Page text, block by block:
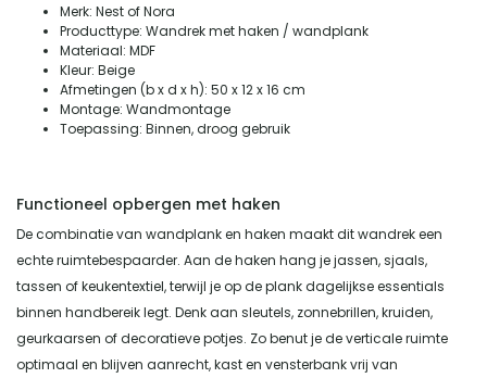
Merk: Nest of Nora
Producttype: Wandrek met haken / wandplank
Materiaal: MDF
Kleur: Beige
Afmetingen (b x d x h): 50 x 12 x 16 cm
Montage: Wandmontage
Toepassing: Binnen, droog gebruik
Functioneel opbergen met haken
De combinatie van wandplank en haken maakt dit wandrek een
echte ruimtebespaarder. Aan de haken hang je jassen, sjaals,
tassen of keukentextiel, terwijl je op de plank dagelijkse essentials
binnen handbereik legt. Denk aan sleutels, zonnebrillen, kruiden,
geurkaarsen of decoratieve potjes. Zo benut je de verticale ruimte
optimaal en blijven aanrecht, kast en vensterbank vrij van